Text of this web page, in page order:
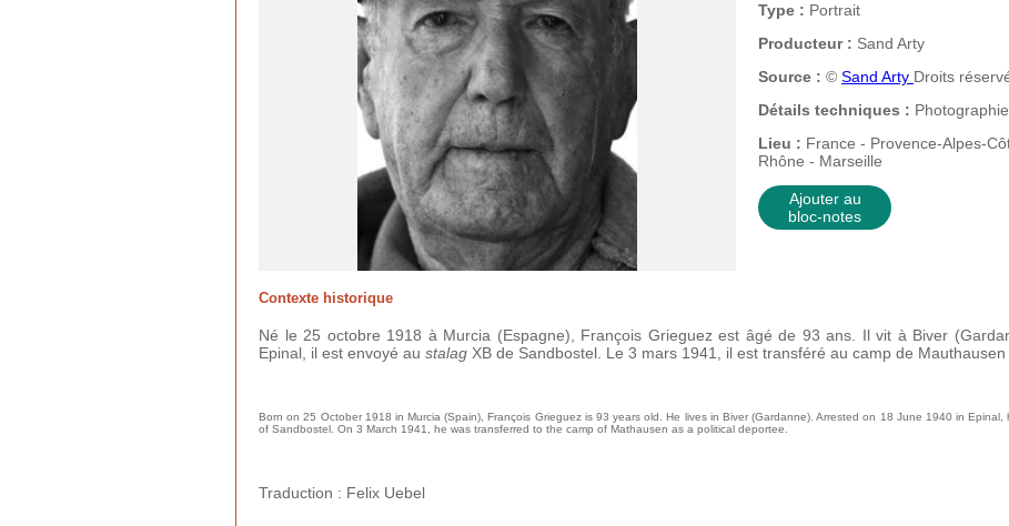
Type : Portrait
Producteur : Sand Arty
Source : © Sand Arty Droits
Détails techniques :
Lieu : France - Provence-Alpes-
Rhône - Marseille
Ajouter au
bloc-notes
Contexte historique
Né le 25 octobre 1918 à Murcia (Espagne), François Grieguez est âgé de 93 ans. Il vit à Biver
Epinal, il est envoyé au stalag XB de Sandbostel. Le 3 mars 1941, il est transféré au camp de
Born on 25 October 1918 in Murcia (Spain), François Grieguez is 93 years old. He lives in Biver (Gardanne). Arrested on 18 June 1940 in
of Sandbostel. On 3 March 1941, he was transferred to the camp of Mathausen as a political deportee.
Traduction : Felix Uebel